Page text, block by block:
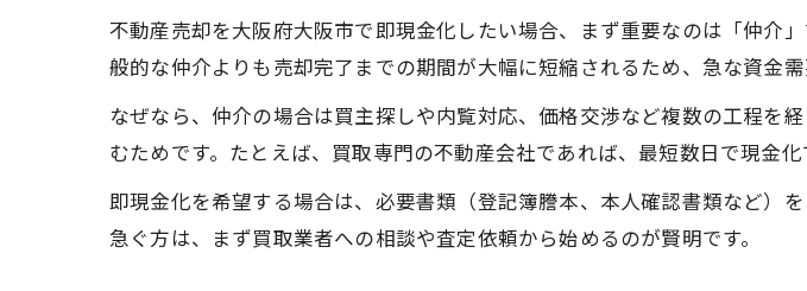
不動産売却を利用し
大阪市で急な資金需
即現金化を目指すなら知
不動産売却で即現金
即現金化を実現する
不動産売却を大阪府大阪市で即現金化したい場合、まず重要なのは「仲介
般的な仲介よりも売却完了までの期間が大幅に短縮されるため、急な資金需
なぜなら、仲介の場合は買主探しや内覧対応、価格交渉など複数の工程を
むためです。たとえば、買取専門の不動産会社であれば、最短数日で現金化
即現金化を希望する場合は、必要書類（登記簿謄本、本人確認書類など）
急ぐ方は、まず買取業者への相談や査定依頼から始めるのが賢明です。